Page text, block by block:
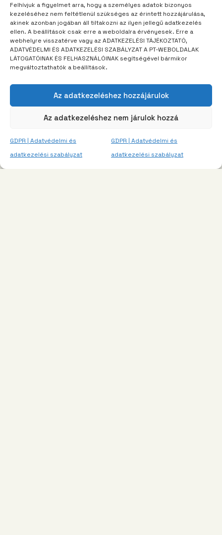
Felhívjuk a figyelmet arra, hogy a személyes adatok bizonyos
kezeléséhez nem feltétlenül szükséges az érintett hozzájárulása,
akinek azonban jogában áll tiltakozni az ilyen jellegű adatkezelés
ellen. A beállítások csak erre a weboldalra érvényesek. Erre a
webhelyre visszatérve vagy az ADATKEZELÉSI TÁJÉKOZTATÓ,
ADATVÉDELMI ÉS ADATKEZELÉSI SZABÁLYZAT A PT-WEBOLDALAK
LÁTOGATÓINAK ÉS FELHASZNÁLÓINAK segítségével bármikor
megváltoztathatók a beállítások.
Az adatkezeléshez hozzájárulok
Az adatkezeléshez nem járulok hozzá
GDPR | Adatvédelmi és
adatkezelési szabályzat
GDPR | Adatvédelmi és
adatkezelési szabályzat
TÁBORUNK 3 év telt el
Minden évben vissza akarok menni